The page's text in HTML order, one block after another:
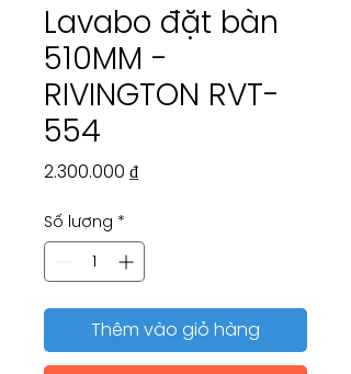
Lavabo đặt bàn
510MM -
RIVINGTON RVT-
554
2.300.000 ₫Giá
Số lượng *
Thêm vào giỏ hàng